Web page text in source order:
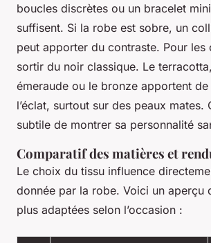
boucles discrètes ou un bracelet
suffisent. Si la robe est sobre, un
peut apporter du contraste. Pour les
sortir du noir classique. Le
émeraude ou le bronze apportent
l’éclat, surtout sur des peaux mates.
subtile de montrer sa personnalité
Comparatif des matières et
Le choix du tissu influence
donnée par la robe. Voici un aperçu
plus adaptées selon l’occasion :